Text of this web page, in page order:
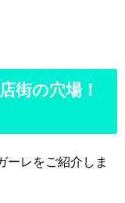
街の穴場！
ーレをご紹介しま